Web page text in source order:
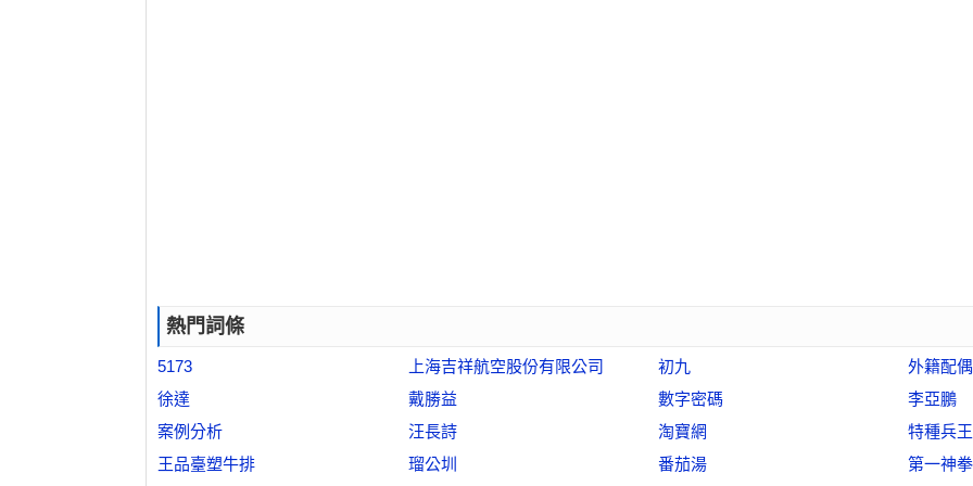
熱門詞條
5173 上海吉祥航空股份有限公司 初九
外籍配偶
徐達
戴勝益 數字密碼
李亞鵬
案例分析
汪長詩 淘寶網
特種兵王
王品臺塑牛排
瑠公圳 番茄湯 第一神